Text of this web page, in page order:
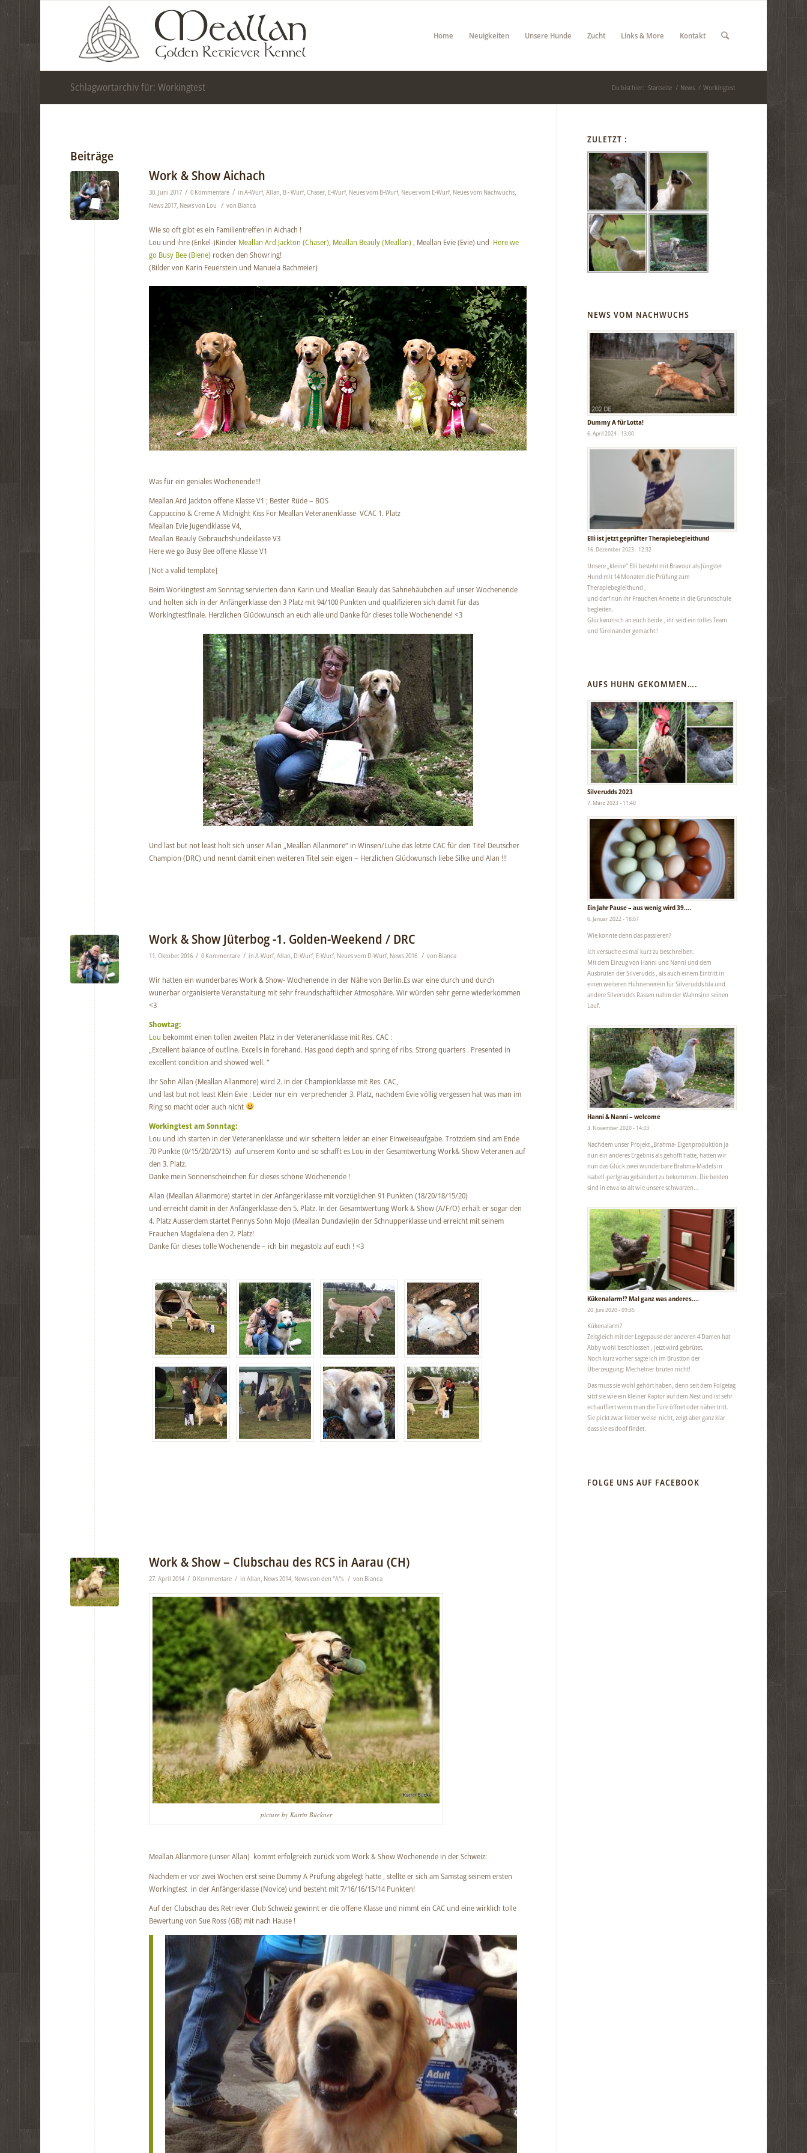
Home Neuigkeiten Unsere Hunde Zucht Links & More Kontakt
Schlagwortarchiv für: Workingtest Du bist hier: Startseite / News / Workingtest
Beiträge
Work & Show Aichach
30. Juni 2017 / 0 Kommentare / inA-Wurf,Allan, B - Wurf,Chaser, E-Wurf, Neues vom B-Wurf, Neues vom E-Wurf, Neues vom Nachwuchs,
News 2017, News von Lou / von Bianca
Wie so oft gibt es ein Familientreffen in Aichach !
Lou und ihre (Enkel-)Kinder Meallan Ard Jackton (Chaser), Meallan Beauly (Meallan) , Meallan Evie (Evie) und Here we
go Busy Bee (Biene) rocken den Showring!
(Bilder von Karin Feuerstein und Manuela Bachmeier)
Was für ein geniales Wochenende!!!
Meallan Ard Jackton offene Klasse V1 ; Bester Rüde – BOS
Cappuccino & Creme A Midnight Kiss For Meallan Veteranenklasse VCAC 1. Platz
Meallan Evie Jugendklasse V4,
Meallan Beauly Gebrauchshundeklasse V3
Here we go Busy Bee offene Klasse V1
[Not a valid template]
Beim Workingtest am Sonntag servierten dann Karin und Meallan Beauly das Sahnehäubchen auf unser Wochenende
und holten sich in der Anfängerklasse den 3 Platz mit 94/100 Punkten und qualifizieren sich damit für das
Workingtestfinale. Herzlichen Glückwunsch an euch alle und Danke für dieses tolle Wochenende! <3
Und last but not least holt sich unser Allan „Meallan Allanmore“ in Winsen/Luhe das letzte CAC für den Titel Deutscher
Champion (DRC) und nennt damit einen weiteren Titel sein eigen – Herzlichen Glückwunsch liebe Silke und Alan !!!
Work & Show Jüterbog -1. Golden-Weekend / DRC
11. Oktober 2016 / 0 Kommentare / inA-Wurf,Allan D-Wurf, E-Wurf, Neues vom D-Wurf, News 2016 / von Bianca
Wir hatten ein wunderbares Work & Show- Wochenende in der Nähe von Berlin.Es war eine durch und durch
wunerbar organisierte Veranstaltung mit sehr freundschaftlicher Atmosphäre. Wir würden sehr gerne wiederkommen
<3
Showtag:
Lou bekommt einen tollen zweiten Platz in der Veteranenklasse mit Res. CAC :
„Excellent balance of outline. Excells in forehand. Has good depth and spring of ribs. Strong quarters . Presented in
excellent condition and showed well. “
Ihr Sohn Allan (Meallan Allanmore) wird 2. in der Championklasse mit Res. CAC,
und last but not least Klein Evie : Leider nur ein verprechender 3. Platz, nachdem Evie völlig vergessen hat was man im
Ring so macht oder auch nicht
Workingtest am Sonntag:
Lou und ich starten in der Veteranenklasse und wir scheitern leider an einer Einweiseaufgabe. Trotzdem sind am Ende
70 Punkte (0/15/20/20/15) auf unserem Konto und so schafft es Lou in der Gesamtwertung Work& Show Veteranen auf
den 3. Platz.
Danke mein Sonnenscheinchen für dieses schöne Wochenende !
Allan (Meallan Allanmore) startet in der Anfängerklasse mit vorzüglichen 91 Punkten (18/20/18/15/20)
und erreicht damit in der Anfängerklasse den 5. Platz. In der Gesamtwertung Work & Show (A/F/O) erhält er sogar den
4. Platz.Ausserdem startet Pennys Sohn Mojo (Meallan Dundavie)in der Schnupperklasse und erreicht mit seinem
Frauchen Magdalena den 2. Platz!
Danke für dieses tolle Wochenende – ich bin megastolz auf euch ! <3
Work & Show – Clubschau des RCS in Aarau (CH)
27. April 2014 / 0 Kommentare / inAllan, News 2014, News von den "A"s / von Bianca
picture by Katrin Bückner
Meallan Allanmore (unser Allan) kommt erfolgreich zurück vom Work & Show Wochenende in der Schweiz:
Nachdem er vor zwei Wochen erst seine Dummy A Prüfung abgelegt hatte , stellte er sich am Samstag seinem ersten
Workingtest in der Anfängerklasse (Novice) und besteht mit 7/16/16/15/14 Punkten!
Auf der Clubschau des Retriever Club Schweiz gewinnt er die offene Klasse und nimmt ein CAC und eine wirklich tolle
Bewertung von Sue Ross (GB) mit nach Hause !
ZULETZT :
NEWS VOM NACHWUCHS
Dummy A für Lotta!
6. April 2024 - 13:00
Elli ist jetzt geprüfter Therapiebegleithund
16. Dezember 2023 - 12:32
Unsere „kleine“ Elli besteht mit Bravour als Jüngster
Hund mit 14 Monaten die Prüfung zum
Therapiebegleithund ,
und darf nun ihr Frauchen Annette in die Grundschule
begleiten.
Glückwunsch an euch beide , ihr seid ein tolles Team
und füreinander gemacht !
AUFS HUHN GEKOMMEN….
Silverudds 2023
7. März 2023 - 11:40
Ein Jahr Pause – aus wenig wird 39….
6. Januar 2022 - 18:07
Wie konnte denn das passieren?
Ich versuche es mal kurz zu beschreiben.
Mit dem Einzug von Hanni und Nanni und dem
Ausbrüten der Silverudds , als auch einem Eintritt in
einen weiteren Hühnerverein für Silverudds bla und
andere Silverudds Rassen nahm der Wahnsinn seinen
Lauf.
Hanni & Nanni – welcome
3. November 2020 - 14:33
Nachdem unser Projekt „Brahma- Eigenproduktion ja
nun ein anderes Ergebnis als gehofft hatte, hatten wir
nun das Glück zwei wunderbare Brahma-Mädels in
isabell-perlgrau gebändert zu bekommen. Die beiden
sind in etwa so alt wie unsere schwarzen…
Kükenalarm!? Mal ganz was anderes….
20. Juni 2020 - 09:35
Kükenalarm?
Zeitgleich mit der Legepause der anderen 4 Damen hat
Abby wohl beschlossen , jetzt wird gebrütet.
Noch kurz vorher sagte ich im Brustton der
Überzeugung: Mechelner brüten nicht!
Das muss sie wohl gehört haben, denn seit dem Folgetag
sitzt sie wie ein kleiner Raptor auf dem Nest und ist sehr
echauffiert wenn man die Türe öffnet oder näher tritt.
Sie pickt zwar lieber weise nicht, zeigt aber ganz klar
dass sie es doof findet.
FOLGE UNS AUF FACEBOOK